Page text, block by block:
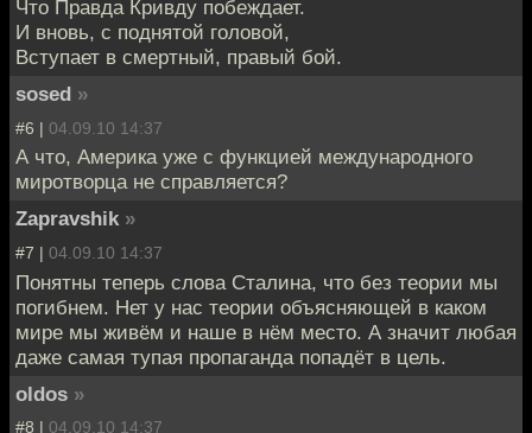
Что Правда Кривду побеждает.
И вновь, с поднятой головой,
Вступает в смертный, правый бой.
sosed »
#6 | 04.09.10 14:37
А что, Америка уже с функцией международного
миротворца не справляется?
Zapravshik »
#7 | 04.09.10 14:37
Понятны теперь слова Сталина, что без теории мы
погибнем. Нет у нас теории объясняющей в каком
мире мы живём и наше в нём место. А значит любая
даже самая тупая пропаганда попадёт в цель.
oldos »
#8 | 04.09.10 14:37